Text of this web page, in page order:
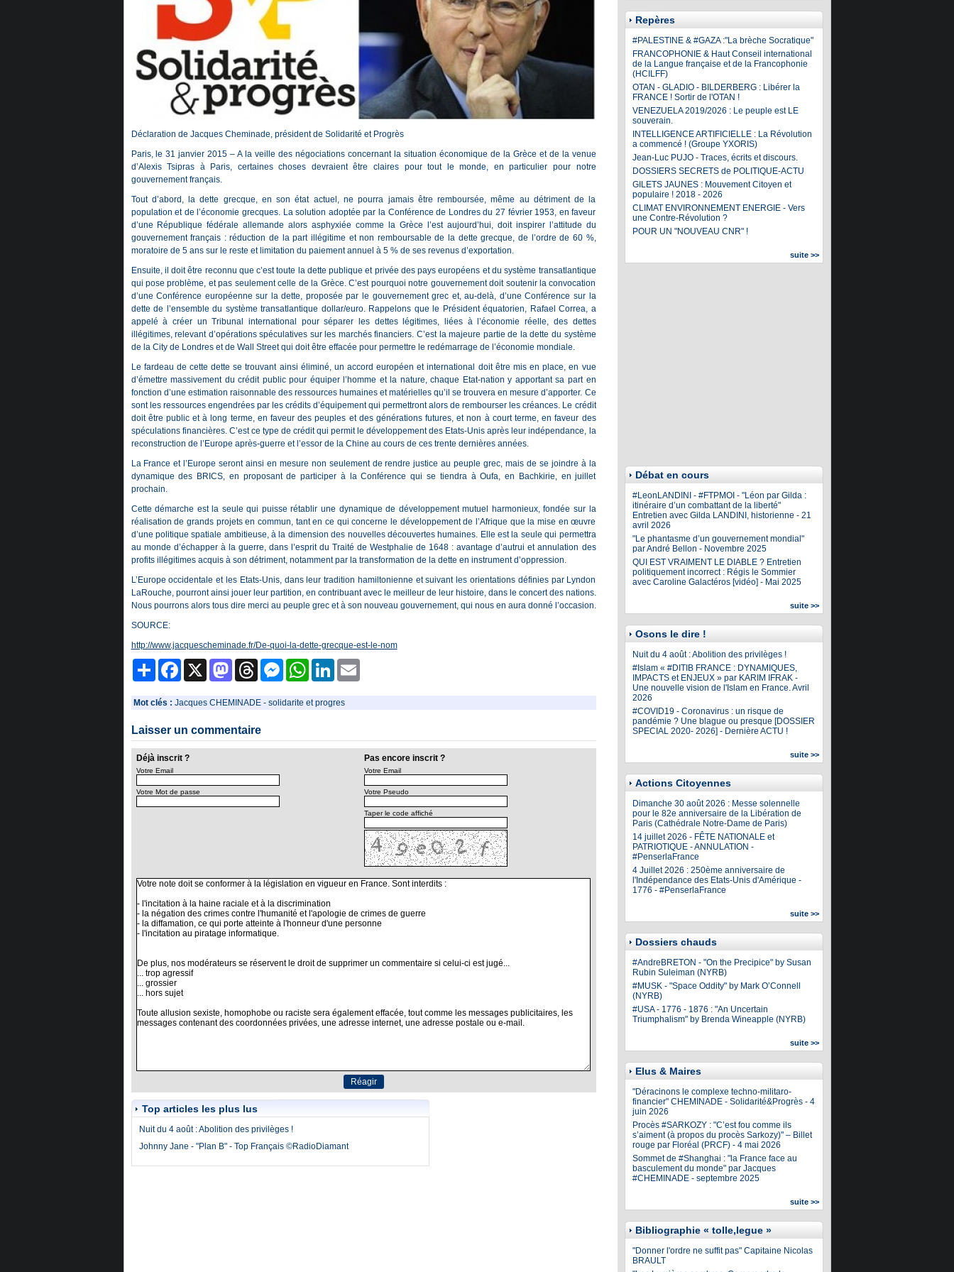
Déclaration de Jacques Cheminade, président de Solidarité et Progrès
Paris, le 31 janvier 2015 – A la veille des négociations concernant la situation économique de la Grèce et de la venue
d’Alexis Tsipras à Paris, certaines choses devraient être claires pour tout le monde, en particulier pour notre
gouvernement français.
Tout d’abord, la dette grecque, en son état actuel, ne pourra jamais être remboursée, même au détriment de la
population et de l’économie grecques. La solution adoptée par la Conférence de Londres du 27 février 1953, en faveur
d’une République fédérale allemande alors asphyxiée comme la Grèce l’est aujourd’hui, doit inspirer l’attitude du
gouvernement français : réduction de la part illégitime et non remboursable de la dette grecque, de l’ordre de 60 %,
moratoire de 5 ans sur le reste et limitation du paiement annuel à 5 % de ses revenus d’exportation.
Ensuite, il doit être reconnu que c’est toute la dette publique et privée des pays européens et du système transatlantique
qui pose problème, et pas seulement celle de la Grèce. C’est pourquoi notre gouvernement doit soutenir la convocation
d’une Conférence européenne sur la dette, proposée par le gouvernement grec et, au-delà, d’une Conférence sur la
dette de l’ensemble du système transatlantique dollar/euro. Rappelons que le Président équatorien, Rafael Correa, a
appelé à créer un Tribunal international pour séparer les dettes légitimes, liées à l’économie réelle, des dettes
illégitimes, relevant d’opérations spéculatives sur les marchés financiers. C’est la majeure partie de la dette du système
de la City de Londres et de Wall Street qui doit être effacée pour permettre le redémarrage de l’économie mondiale.
Le fardeau de cette dette se trouvant ainsi éliminé, un accord européen et international doit être mis en place, en vue
d’émettre massivement du crédit public pour équiper l’homme et la nature, chaque Etat-nation y apportant sa part en
fonction d’une estimation raisonnable des ressources humaines et matérielles qu’il se trouvera en mesure d’apporter. Ce
sont les ressources engendrées par les crédits d’équipement qui permettront alors de rembourser les créances. Le crédit
doit être public et à long terme, en faveur des peuples et des générations futures, et non à court terme, en faveur des
spéculations financières. C’est ce type de crédit qui permit le développement des Etats-Unis après leur indépendance, la
reconstruction de l’Europe après-guerre et l’essor de la Chine au cours de ces trente dernières années.
La France et l’Europe seront ainsi en mesure non seulement de rendre justice au peuple grec, mais de se joindre à la
dynamique des BRICS, en proposant de participer à la Conférence qui se tiendra à Oufa, en Bachkirie, en juillet
prochain.
Cette démarche est la seule qui puisse rétablir une dynamique de développement mutuel harmonieux, fondée sur la
réalisation de grands projets en commun, tant en ce qui concerne le développement de l’Afrique que la mise en œuvre
d’une politique spatiale ambitieuse, à la dimension des nouvelles découvertes humaines. Elle est la seule qui permettra
au monde d’échapper à la guerre, dans l’esprit du Traité de Westphalie de 1648 : avantage d’autrui et annulation des
profits illégitimes acquis à son détriment, notamment par la transformation de la dette en instrument d’oppression.
L’Europe occidentale et les Etats-Unis, dans leur tradition hamiltonienne et suivant les orientations définies par Lyndon
LaRouche, pourront ainsi jouer leur partition, en contribuant avec le meilleur de leur histoire, dans le concert des nations.
Nous pourrons alors tous dire merci au peuple grec et à son nouveau gouvernement, qui nous en aura donné l’occasion.
SOURCE:
http://www.jacquescheminade.fr/De-quoi-la-dette-grecque-est-le-nom
PartagerFacebook MastodonThreads MessengerWhatsAppLinkedIn
Mot clés : Jacques CHEMINADE- solidarite et progres
Laisser un commentaire
Déjà inscrit ? Pas encore inscrit ?
Votre Email
Votre Mot de passe
Votre Email
Votre Pseudo
Taper le code affiché
Top articles les plus lus
Nuit du 4 août : Abolition des privilèges !
Johnny Jane - "Plan B" - Top Français ©RadioDiamant
Repères
#PALESTINE & #GAZA :"La brèche Socratique"
FRANCOPHONIE & Haut Conseil international
de la Langue française et de la Francophonie
(HCILFF)
OTAN - GLADIO - BILDERBERG : Libérer la
FRANCE ! Sortir de l'OTAN !
VENEZUELA 2019/2026 : Le peuple est LE
souverain.
INTELLIGENCE ARTIFICIELLE : La Révolution
a commencé ! (Groupe YXORIS)
Jean-Luc PUJO - Traces, écrits et discours.
DOSSIERS SECRETS de POLITIQUE-ACTU
GILETS JAUNES : Mouvement Citoyen et
populaire ! 2018 - 2026
CLIMAT ENVIRONNEMENT ENERGIE - Vers
une Contre-Révolution ?
POUR UN "NOUVEAU CNR" !
suite >>
Débat en cours
#LeonLANDINI - #FTPMOI - "Léon par Gilda :
itinéraire d’un combattant de la liberté"
Entretien avec Gilda LANDINI, historienne - 21
avril 2026
"Le phantasme d’un gouvernement mondial"
par André Bellon - Novembre 2025
QUI EST VRAIMENT LE DIABLE ? Entretien
politiquement incorrect : Régis le Sommier
avec Caroline Galactéros [vidéo] - Mai 2025
suite >>
Osons le dire !
Nuit du 4 août : Abolition des privilèges !
#Islam « #DITIB FRANCE : DYNAMIQUES,
IMPACTS et ENJEUX » par KARIM IFRAK -
Une nouvelle vision de l'Islam en France. Avril
2026
#COVID19 - Coronavirus : un risque de
pandémie ? Une blague ou presque [DOSSIER
SPECIAL 2020- 2026] - Dernière ACTU !
suite >>
Actions Citoyennes
Dimanche 30 août 2026 : Messe solennelle
pour le 82e anniversaire de la Libération de
Paris (Cathédrale Notre-Dame de Paris)
14 juillet 2026 - FÊTE NATIONALE et
PATRIOTIQUE - ANNULATION -
#PenserlaFrance
4 Juillet 2026 : 250ème anniversaire de
l'Indépendance des Etats-Unis d'Amérique -
1776 - #PenserlaFrance
suite >>
Dossiers chauds
#AndreBRETON - "On the Precipice" by Susan
Rubin Suleiman (NYRB)
#MUSK - "Space Oddity" by Mark O’Connell
(NYRB)
#USA - 1776 - 1876 : "An Uncertain
Triumphalism" by Brenda Wineapple (NYRB)
suite >>
Elus & Maires
"Déracinons le complexe techno-militaro-
financier" CHEMINADE - Solidarité&Progrès - 4
juin 2026
Procès #SARKOZY : "C’est fou comme ils
s’aiment (à propos du procès Sarkozy)" – Billet
rouge par Floréal (PRCF) - 4 mai 2026
Sommet de #Shanghai : "la France face au
basculement du monde" par Jacques
#CHEMINADE - septembre 2025
suite >>
Bibliographie « tolle,legue »
"Donner l'ordre ne suffit pas" Capitaine Nicolas
BRAULT